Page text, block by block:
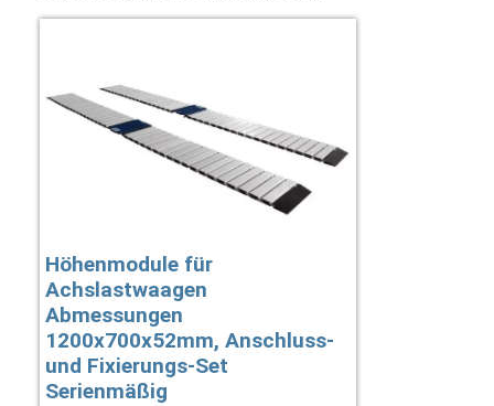
Höhenmodule für
Achslastwaagen
Abmessungen
1200x700x52mm, Anschluss-
und Fixierungs-Set
Serienmäßig